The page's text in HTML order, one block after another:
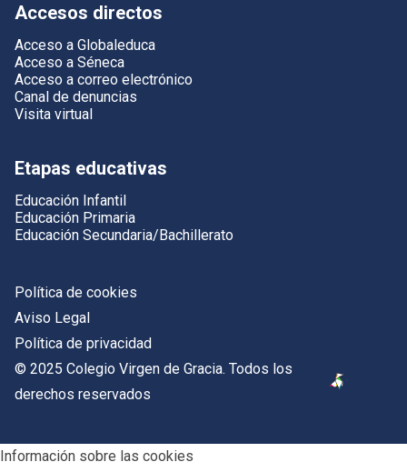
Accesos directos
Acceso a Globaleduca
Acceso a Séneca
Acceso a correo electrónico
Canal de denuncias
Visita virtual
Etapas educativas
Educación Infantil
Educación Primaria
Educación Secundaria/Bachillerato
Política de cookies
Aviso Legal
Política de privacidad
© 2025 Colegio Virgen de Gracia. Todos los
derechos reservados
Información sobre las cookies